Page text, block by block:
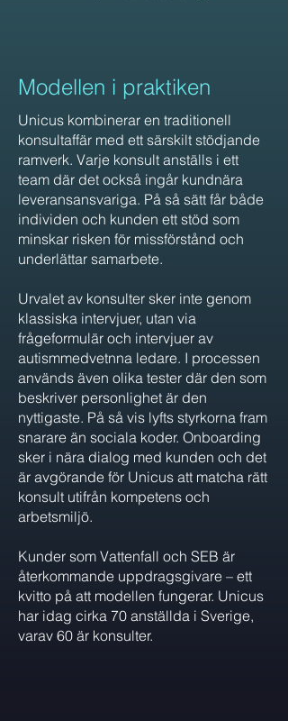
Modellen i praktiken
Unicus kombinerar en traditionell
konsultaffär med ett särskilt stödjande
ramverk. Varje konsult anställs i ett
team där det också ingår kundnära
leveransansvariga. På så sätt får både
individen och kunden ett stöd som
minskar risken för missförstånd och
underlättar samarbete.
Urvalet av konsulter sker inte genom
klassiska intervjuer, utan via
frågeformulär och intervjuer av
autismmedvetnna ledare. I processen
används även olika tester där den som
beskriver personlighet är den
nyttigaste. På så vis lyfts styrkorna fram
snarare än sociala koder. Onboarding
sker i nära dialog med kunden och det
är avgörande för Unicus att matcha rätt
konsult utifrån kompetens och
arbetsmiljö.
Kunder som Vattenfall och SEB är
återkommande uppdragsgivare – ett
kvitto på att modellen fungerar. Unicus
har idag cirka 70 anställda i Sverige,
varav 60 är konsulter.